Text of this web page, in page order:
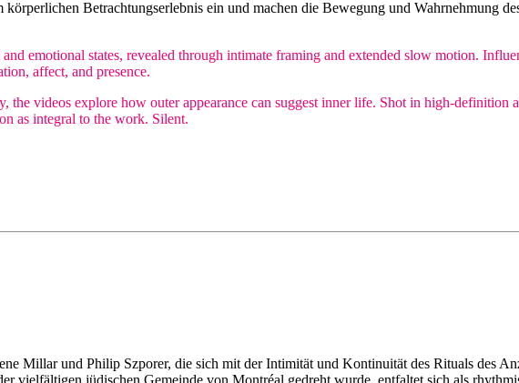
Betrachtungserlebnis ein und machen die Bewegung und Wahrnehmung
emotional states, revealed through intimate framing and extended slow motion.
affect, and presence.
videos explore how outer appearance can suggest inner life. Shot in high-definition
as integral to the work. Silent.
Millar und Philip Szporer, die sich mit der Intimität und Kontinuität des Rituals des
vielfältigen jüdischen Gemeinde von Montréal gedreht wurde, entfaltet sich als